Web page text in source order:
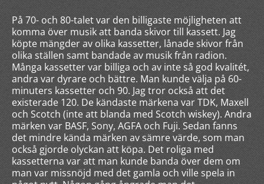
På 70- och 80-talet var den billigaste möjligheten att
komma över musik att banda skivor till kassett. Jag
köpte mängder av olika kassetter, lånade skivor från
olika ställen samt bandade av musik från radion.
Många kassetter var billiga och av inte så god kvalitét,
andra var dyrare och bättre. Man kunde välja på 60-
minuters kassetter och 90. Jag tror också att det
existerade 120. De kändaste märkena var TDK, Maxell
och Scotch (inte att blanda med Scotch wiskey). Andra
märken var BASF, Sony, AGFA och Fuji. Sedan fanns
det mindre kända märken av sämre värde, som man
också gjorde olyckan att köpa. Det roliga med
kassetterna var att man kunde banda över dem om
man var missnöjd med det gamla och ville spela in